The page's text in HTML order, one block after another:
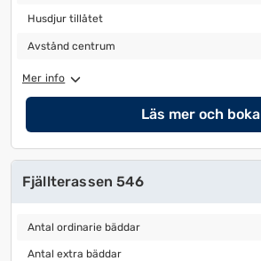
Husdjur tillåtet
Husdjur tillåtet
Avstånd centrum
Avstånd centrum
Mer info
Läs mer och boka
Fjällterassen 546
Antal ordinarie bäddar
Antal ordinarie bäddar
Antal extra bäddar
Antal extra bäddar